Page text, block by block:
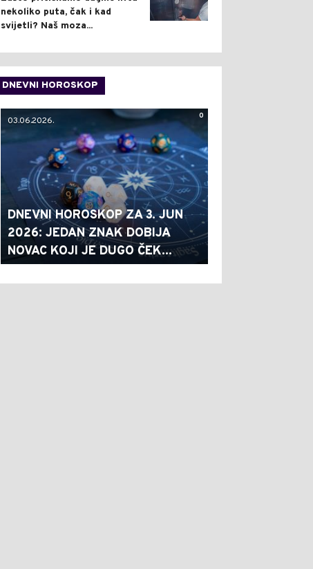
nekoliko puta, čak i kad
svijetli? Naš moza...
DNEVNI HOROSKOP
0
03.06.2026.
DNEVNI HOROSKOP ZA 3. JUN
2026: JEDAN ZNAK DOBIJA
NOVAC KOJI JE DUGO ČEK...